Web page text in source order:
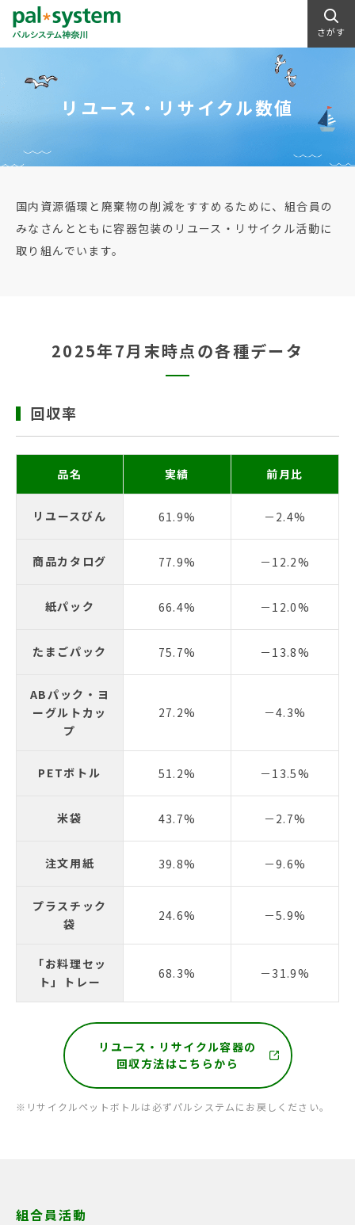
さがす
リユース・リサイクル数値
国内資源循環と廃棄物の削減をすすめるために、組合員の
みなさんとともに容器包装のリユース・リサイクル活動に
取り組んでいます。
2025年7月末時点の各種データ
回収率
品名 実績 前月比
リユースびん 61.9% －2.4%
商品カタログ 77.9% －12.2%
紙パック 66.4% －12.0%
たまごパック 75.7% －13.8%
ABパック・ヨ
ーグルトカッ
プ
27.2% －4.3%
PETボトル 51.2% －13.5%
米袋 43.7% －2.7%
注文用紙 39.8% －9.6%
プラスチック
袋
24.6% －5.9%
「お料理セッ
ト」トレー
68.3% －31.9%
リユース・リサイクル容器の
回収方法はこちらから
※リサイクルペットボトルは必ずパルシステムにお戻しください。
組合員活動